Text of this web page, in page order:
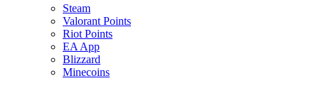
Steam
Valorant Points
Riot Points
EA App
Blizzard
Minecoins